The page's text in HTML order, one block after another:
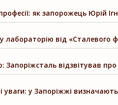
як запорожець Юрій
лабораторію від «Сталевого
Запоріжсталь відзвітував
уваги: у Запоріжжі